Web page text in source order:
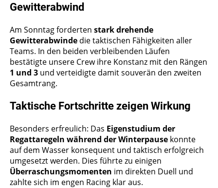
Gewitterabwind
Am Sonntag forderten stark drehende
Gewitterabwinde die taktischen Fähigkeiten aller
Teams. In den beiden verbleibenden Läufen
bestätigte unsere Crew ihre Konstanz mit den Rängen
1 und 3 und verteidigte damit souverän den zweiten
Gesamtrang.
Taktische Fortschritte zeigen Wirkung
Besonders erfreulich: Das Eigenstudium der
Regattaregeln während der Winterpause konnte
auf dem Wasser konsequent und taktisch erfolgreich
umgesetzt werden. Dies führte zu einigen
Überraschungsmomenten im direkten Duell und
zahlte sich im engen Racing klar aus.